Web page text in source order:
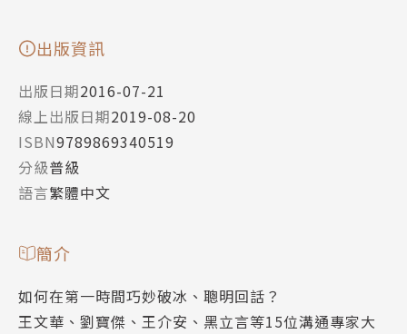
出版資訊
出版日期2016-07-21
線上出版日期2019-08-20
ISBN9789869340519
分級普級
語言繁體中文
簡介
如何在第一時間巧妙破冰、聰明回話？
王文華、劉寶傑、王介安、黑立言等15位溝通專家大